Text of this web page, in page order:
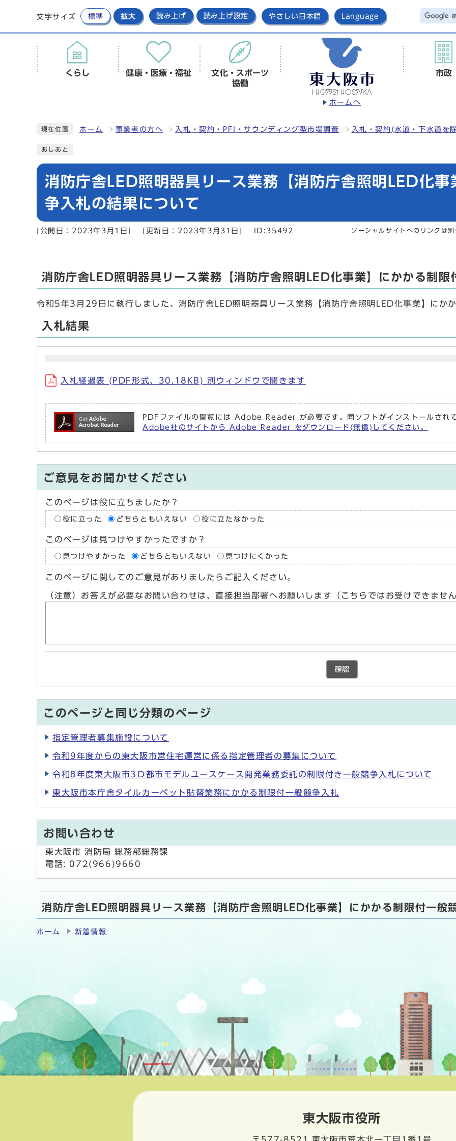
文字サイズ 標準 拡大 読み上げ 読み上げ設定 やさしい日本語 Language
ホームへ
くらし 健康・医療・福祉
文化・スポーツ
協働
市政
現在位置 ホーム 事業者の方へ 入札・契約・PFI・サウンディング型市場調査 入札・契約(水道・下水道を
あしあと
消防庁舎LED照明器具リース業務【消防庁舎照明LED化
争入札の結果について
[公開日：2023年3月1日] [更新日：2023年3月31日] ID:35492 ソーシャルサイトへのリンクは
消防庁舎LED照明器具リース業務【消防庁舎照明LED化事業】にかかる制限
令和5年3月29日に執行しました、消防庁舎LED照明器具リース業務【消防庁舎照明LED化事業】にか
入札結果
入札経過表 (PDF形式、30.18KB) 別ウィンドウで開きます
PDFファイルの閲覧には Adobe Reader が必要です。同ソフトがインストールされ
Adobe社のサイトから Adobe Reader をダウンロード(無償)してください。
ご意見をお聞かせください
このページは役に立ちましたか？
役に立った どちらともいえない 役に立たなかった
このページは見つけやすかったですか？
見つけやすかった どちらともいえない 見つけにくかった
このページに関してのご意見がありましたらご記入ください。
（注意）お答えが必要なお問い合わせは、直接担当部署へお願いします（こちらではお受けできませ
確認
このページと同じ分類のページ
指定管理者募集施設について
令和9年度からの東大阪市営住宅運営に係る指定管理者の募集について
令和8年度東大阪市3Ｄ都市モデルユースケース開発業務委託の制限付き一般競争入札について
東大阪市本庁舎タイルカーペット貼替業務にかかる制限付一般競争入札
お問い合わせ
東大阪市 消防局 総務部総務課
電話: 072(966)9660
消防庁舎LED照明器具リース業務【消防庁舎照明LED化事業】にかかる制限付一般
ホーム 新着情報
東大阪市役所